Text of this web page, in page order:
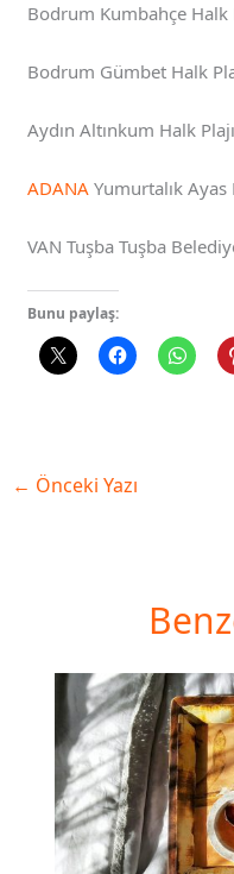
Bodrum Kumbahçe Halk
Bodrum Gümbet Halk
Aydın Altınkum Halk Plajı
ADANA Yumurtalık Ayas
VAN Tuşba Tuşba
Bunu paylaş:
← Önceki Yazı